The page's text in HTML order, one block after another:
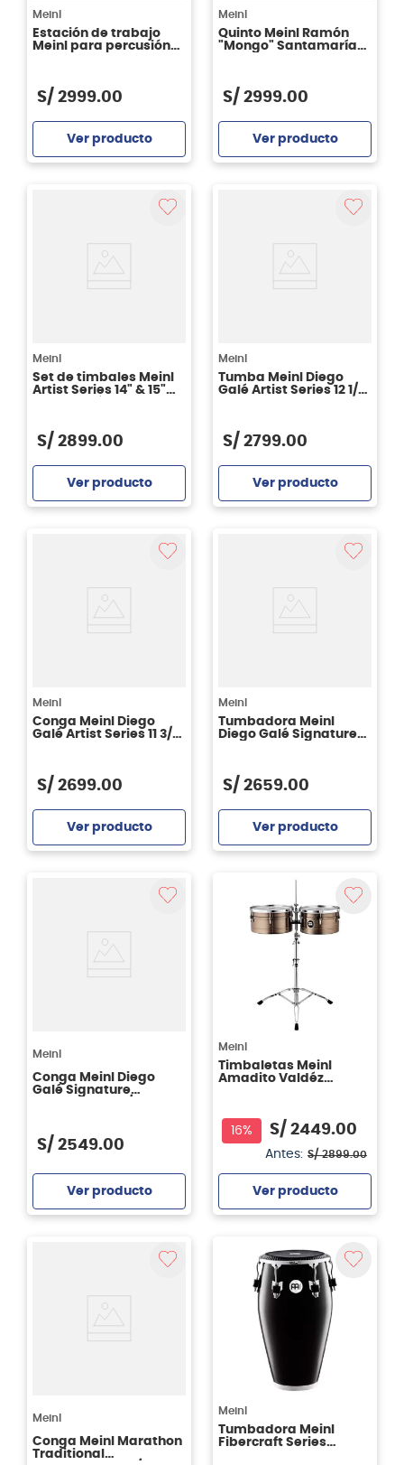
Meinl
Estación de trabajo
Meinl para percusión
S/ 2999.00
Ver producto
Meinl
Quinto Meinl Ramón
"Mongo" Santamaría
S/ 2999.00
Ver producto
Meinl
Set de timbales Meinl
Artist Series 14" & 15"
S/ 2899.00
Ver producto
Meinl
Tumba Meinl Diego
Galé Artist Series 12 1/2"
S/ 2799.00
Ver producto
Meinl
Conga Meinl Diego
Galé Artist Series 11 3/4"
S/ 2699.00
Ver producto
Meinl
Tumbadora Meinl
Diego Galé Signature
S/ 2659.00
Ver producto
Meinl
Conga Meinl Diego
Galé Signature
S/ 2549.00
Ver producto
Meinl
Timbaletas Meinl
Amadito Valdéz
16% S/ 2449.00
Antes: S/ 2899.00
Ver producto
Meinl
Conga Meinl Marathon
Traditional
Meinl
Tumbadora Meinl
Fibercraft Series